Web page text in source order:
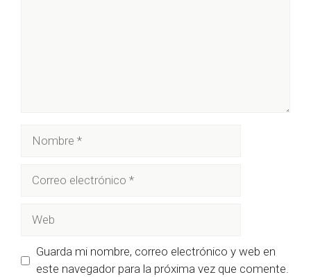
Guarda mi nombre, correo electrónico y web en
este navegador para la próxima vez que comente.